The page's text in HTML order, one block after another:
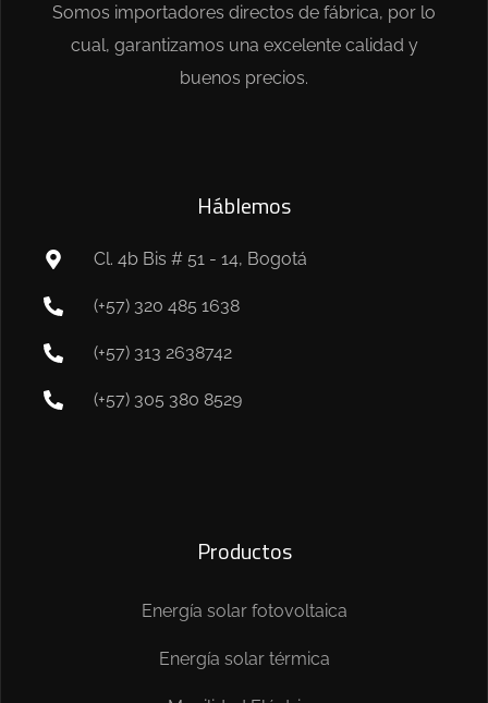
Somos importadores directos de fábrica, por lo
cual, garantizamos una excelente calidad y
buenos precios.
Háblemos
Cl. 4b Bis # 51 - 14, Bogotá
(+57) 320 485 1638
(+57) 313 2638742
(+57) 305 380 8529
Productos
Energía solar fotovoltaica
Energía solar térmica